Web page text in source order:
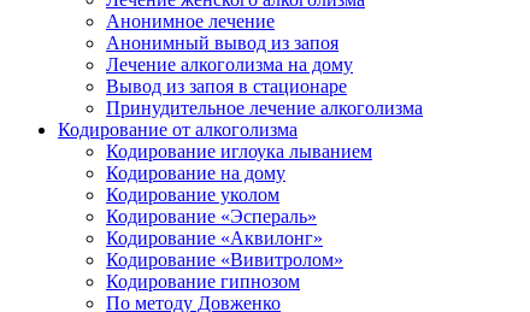
Анонимное лечение
Анонимный вывод из запоя
Лечение алкоголизма на дому
Вывод из запоя в стационаре
Принудительное лечение алкоголизма
Кодирование от алкоголизма
Кодирование иглоука лыванием
Кодирование на дому
Кодирование уколом
Кодирование «Эспераль»
Кодирование «Аквилонг»
Кодирование «Вивитролом»
Кодирование гипнозом
По методу Довженко